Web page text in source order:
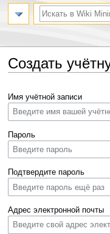
Создать
к
навигации
к
поиску
Имя учётной записи
Пароль
Подтвердите пароль
Адрес электронной почты